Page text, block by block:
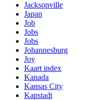
Jacksonville
Japan
Job
Jobs
Jobs
Johannesburg
Joy
Kaart index
Kanada
Kansas City
Kapstadt